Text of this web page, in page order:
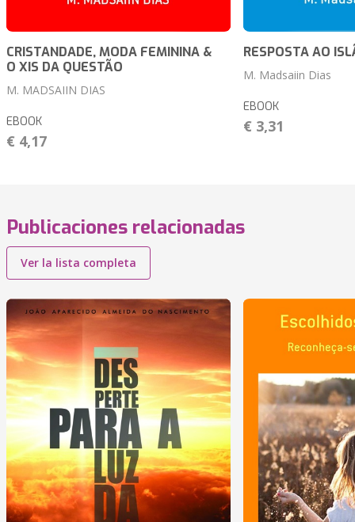
CRISTANDADE, MODA FEMININA &
O XIS DA QUESTÃO
M. MADSAIIN DIAS
EBOOK
€ 4,17
RESPOSTA AO
M. Madsaiin Dias
EBOOK
€ 3,31
Publicaciones relacionadas
Ver la lista completa